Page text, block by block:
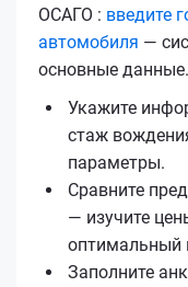
ОСАГО : введите
автомобиля —
основные данные.
Укажите
стаж
параметры.
Сравните
— изучите
оптимальный
Заполните